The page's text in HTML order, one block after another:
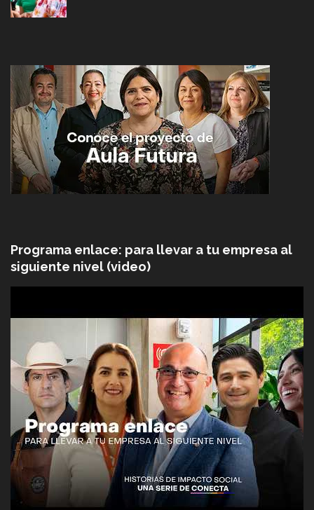
Programa enlace: para llevar a tu empresa al
siguiente nivel (video)